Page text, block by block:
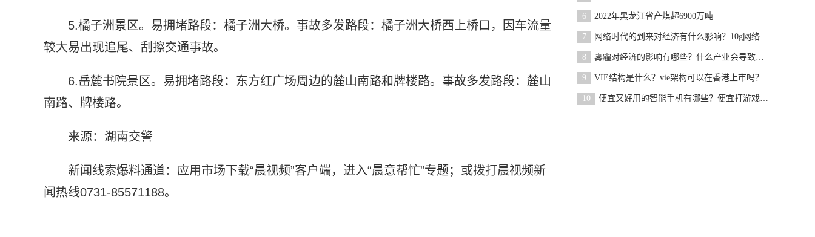
5.橘子洲景区。易拥堵路段：橘子洲大桥。事故多发路段：橘子洲大桥西上桥口，因车流量
较大易出现追尾、刮擦交通事故。
6.岳麓书院景区。易拥堵路段：东方红广场周边的麓山南路和牌楼路。事故多发路段：麓山
南路、牌楼路。
来源：湖南交警
新闻线索爆料通道：应用市场下载“晨视频”客户端，进入“晨意帮忙”专题；或拨打晨视频新
闻热线0731-85571188。
6 2022年黑龙江省产煤超6900万吨
7 网络时代的到来对经济有什么影响？10g网络时代会是
8 雾霾对经济的影响有哪些？什么产业会导致雾霾？
9 VIE结构是什么？vie架构可以在香港上市吗？
10 便宜又好用的智能手机有哪些？便宜打游戏好的手机有